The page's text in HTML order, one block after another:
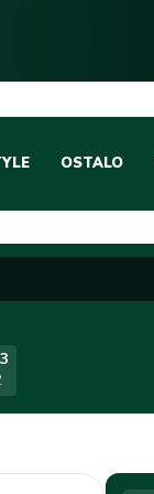
OSTALO
TENIS
TIFO SCENA